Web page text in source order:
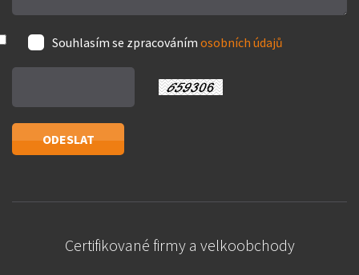
Souhlasím se zpracováním osobních údajů
Certifikované firmy a velkoobchody